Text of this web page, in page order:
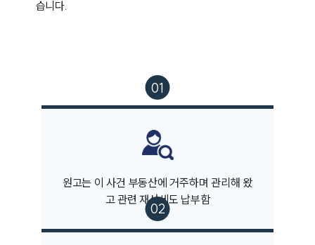
구성원 소개
부동산전문변호사
소식/자료
언론보도
공지사항
법률 블로그
습니다.
원고는 이 사건 부동산에 거주하며 관리해 왔
고 관련 재산세도 납부함